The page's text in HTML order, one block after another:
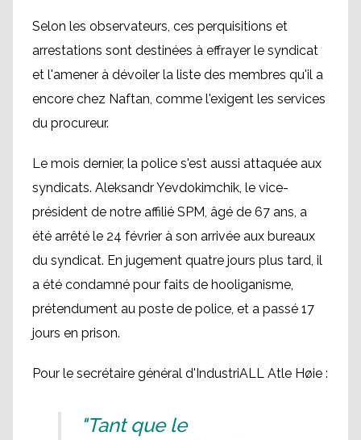
Selon les observateurs, ces perquisitions et
arrestations sont destinées à effrayer le syndicat
et l'amener à dévoiler la liste des membres qu'il a
encore chez Naftan, comme l'exigent les services
du procureur.
Le mois dernier, la police s'est aussi attaquée aux
syndicats. Aleksandr Yevdokimchik, le vice-
président de notre affilié SPM, âgé de 67 ans, a
été arrêté le 24 février à son arrivée aux bureaux
du syndicat. En jugement quatre jours plus tard, il
a été condamné pour faits de hooliganisme,
prétendument au poste de police, et a passé 17
jours en prison.
Pour le secrétaire général d'IndustriALL Atle Høie :
"Tant que le